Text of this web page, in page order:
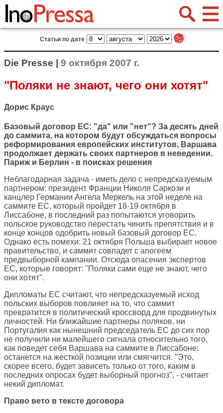
Статьи по дате
Die Presse | 9 октября 2007 г.
"Поляки не знают, чего они хотят"
Дорис Краус
Базовый договор ЕС: "да" или "нет"? За десять дней
до саммита, на котором будут обсуждаться вопросы
реформирования европейских институтов, Варшава
продолжает держать своих партнеров в неведении.
Париж и Берлин - в поисках решения
Неблагодарная задача - иметь дело с непредсказуемым
партнером: президент Франции Николя Саркози и
канцлер Германии Ангела Меркель на этой неделе на
саммите ЕС, который пройдет 18-19 октября в
Лиссабоне, в последний раз попытаются уговорить
польское руководство перестать чинить препятствия и в
конце концов одобрить новый базовый договор ЕС.
Однако есть помехи: 21 октября Польша выбирает новое
правительство, и саммит совпадет с апогеем
предвыборной кампании. Отсюда опасения экспертов
ЕС, которые говорят: "Поляки сами еще не знают, чего
они хотят".
Дипломаты ЕС считают, что непредсказуемый исход
польских выборов повлияет на то, что саммит
превратится в политический кроссворд для продвинутых
личностей. Ни ближайшие партнеры поляков, ни
Португалия как нынешний председатель ЕС до сих пор
не получили ни малейшего сигнала относительно того,
как поведет себя Варшава на саммите в Лиссабоне:
останется на жесткой позиции или смягчится. "Это,
скорее всего, будет зависеть только от того, каким в
последних опросах будет выборный прогноз", - считает
некий дипломат.
Право вето в тексте договора